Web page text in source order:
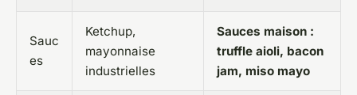
Sauc
es
Ketchup,
mayonnaise
industrielles
Sauces maison :
truffle aioli, bacon
jam, miso mayo